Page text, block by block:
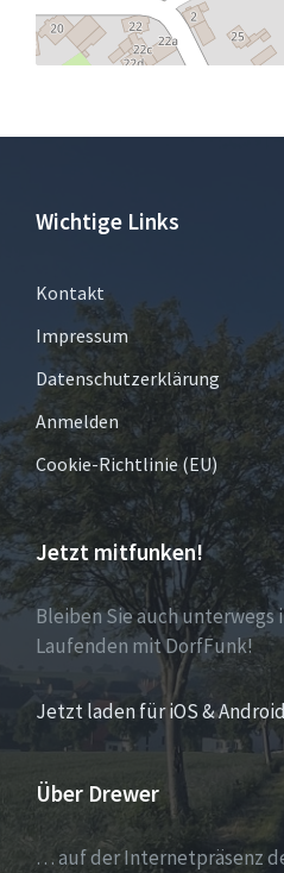
Wichtige Links
Kontakt
Impressum
Datenschutzerklärung
Anmelden
Cookie-Richtlinie (EU)
Jetzt mitfunken!
Bleiben Sie auch unterwegs
Laufenden mit DorfFunk!
Jetzt laden für iOS & Android
Über Drewer
… auf der Internetpräsenz